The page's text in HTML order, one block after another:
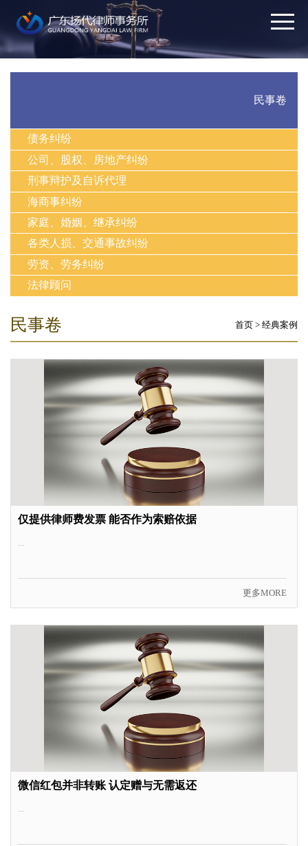
民事卷
债务纠纷
公司、股权、房地产纠纷
刑事辩护及自诉代理
海商事纠纷
家庭、婚姻、继承纠纷
各类人损、交通事故纠纷
劳资、劳务纠纷
法律顾问
民事卷 首页 > 经典案例
仅提供律师费发票 能否作为索赔依据
...
更多MORE
微信红包并非转账 认定赠与无需返还